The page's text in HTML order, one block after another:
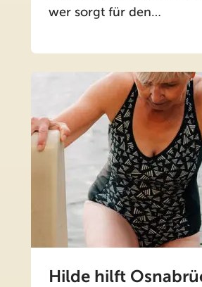
wer sorgt für den…
Hilde hilft